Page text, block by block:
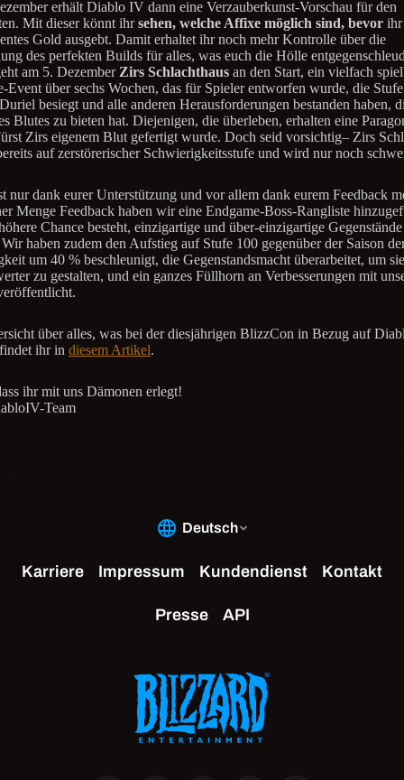
erhält Diablo IV dann eine Verzauberkunst-Vorschau für den
Mit dieser könnt ihrsehen, welche Affixe möglich sind, bevor ihr
Gold ausgebt. Damit erhaltet ihr noch mehr Kontrolle über die
des perfekten Builds für alles, was euch die Hölle
am 5. Dezember Zirs Schlachthaus an den Start, ein vielfach
Event über sechs Wochen, das für Spieler entworfen wurde, die
besiegt und alle anderen Herausforderungen bestanden haben,
Blutes zu bieten hat. Diejenigen, die überleben, erhalten eine
Zirs eigenem Blut gefertigt wurde. Doch seid vorsichtig– Zirs
auf zerstörerischer Schwierigkeitsstufe und wird nur noch
nur dank eurer Unterstützung und vor allem dank eurem Feedback
Menge Feedback haben wir eine Endgame-Boss-Rangliste
Chance besteht, einzigartige und über-einzigartige
haben zudem den Aufstieg auf Stufe 100 gegenüber der Saison
um 40 % beschleunigt, die Gegenstandsmacht überarbeitet, um sie
zu gestalten, und ein ganzes Füllhorn an Verbesserungen mit
über alles, was bei der diesjährigen BlizzCon in Bezug auf
ihr in diesem Artikel.
ihr mit uns Dämonen erlegt!
Team